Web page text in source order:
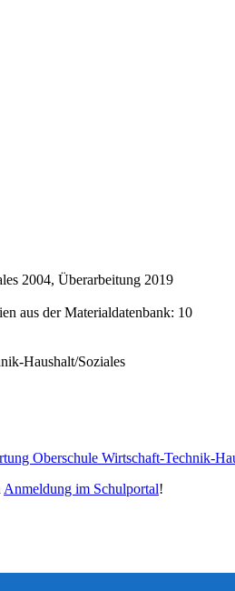
2004, Überarbeitung 2019
aus der Materialdatenbank: 10
Haushalt/Soziales
Oberschule Wirtschaft-Technik-
Anmeldung im Schulportal!